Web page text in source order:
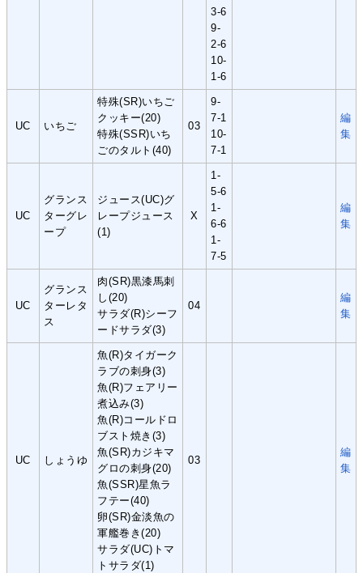
3-6
9-
2-6
10-
1-6
UC いちご
特殊(SR)いちご
クッキー(20)
特殊(SSR)いち
ごのタルト(40)
03
9-
7-1
10-
7-1
編
集
UC
グランス
ターグレ
ープ
ジュース(UC)グ
レープジュース
(1)
X
1-
5-6
1-
6-6
1-
7-5
編
集
UC
グランス
ターレタ
ス
肉(SR)黒漆馬刺
し(20)
サラダ(R)シーフ
ードサラダ(3)
04
編
集
UC しょうゆ
魚(R)タイガーク
ラブの刺身(3)
魚(R)フェアリー
煮込み(3)
魚(R)コールドロ
ブスト焼き(3)
魚(SR)カジキマ
グロの刺身(20)
魚(SSR)星魚ラ
フテー(40)
卵(SR)金淡魚の
軍艦巻き(20)
サラダ(UC)トマ
トサラダ(1)
03
編
集